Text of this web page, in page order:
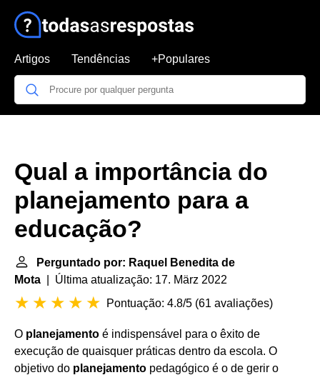
Artigos Tendências +Populares
Qual a importância do
planejamento para a
educação?
Perguntado por: Raquel Benedita de
Mota | Última atualização: 17. März 2022
Pontuação: 4.8/5 (61 avaliações)
O planejamento é indispensável para o êxito de
execução de quaisquer práticas dentro da escola. O
objetivo do planejamento pedagógico é o de gerir o